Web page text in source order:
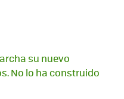
su nuevo
No lo ha construido